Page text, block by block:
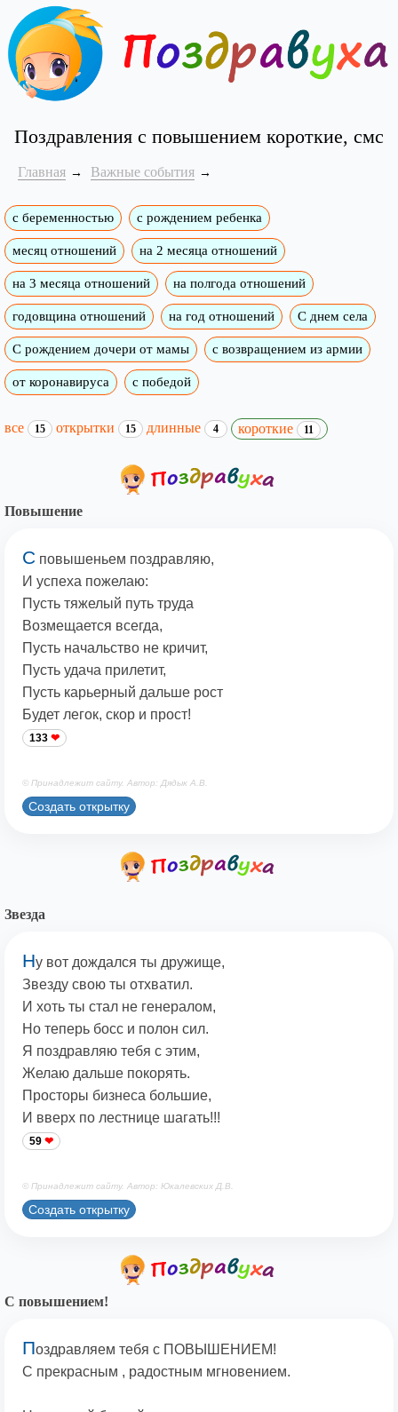
Поздравления с повышением короткие, смс
Главная Важные события
с беременностью с рождением ребенка
месяц отношений на 2 месяца отношений
на 3 месяца отношений на полгода отношений
годовщина отношений на год отношений С днем села
С рождением дочери от мамы с возвращением из армии
от коронавируса с победой
все 15 открытки 15 длинные 4 короткие 11
Повышение
С повышеньем поздравляю,
И успеха пожелаю:
Пусть тяжелый путь труда
Возмещается всегда,
Пусть начальство не кричит,
Пусть удача прилетит,
Пусть карьерный дальше рост
Будет легок, скор и прост!
133
© Принадлежит сайту. Автор: Дядык А.В.
Создать открытку
Звезда
Ну вот дождался ты дружище,
Звезду свою ты отхватил.
И хоть ты стал не генералом,
Но теперь босс и полон сил.
Я поздравляю тебя с этим,
Желаю дальше покорять.
Просторы бизнеса большие,
И вверх по лестнице шагать!!!
59
© Принадлежит сайту. Автор: Юкалевских Д.В.
Создать открытку
С повышением!
Поздравляем тебя с ПОВЫШЕНИЕМ!
С прекрасным , радостным мгновением.